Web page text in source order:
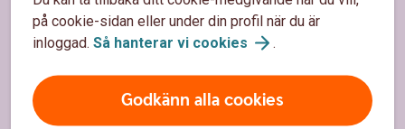
på cookie-sidan eller under din profil när du är
inloggad. Så hanterar vi cookies .
Godkänn alla cookies
Spärrhjälp
Hitta bankkontor
Bli kund
Priser, räntor och kurser